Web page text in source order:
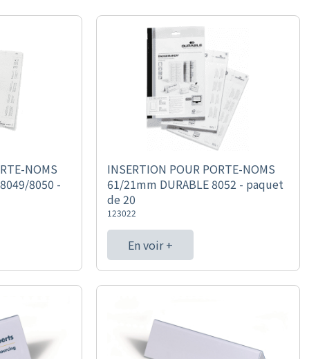
NOMS
8050 -
INSERTION POUR PORTE-NOMS
61/21mm DURABLE 8052 - paquet
de 20
123022
En voir +